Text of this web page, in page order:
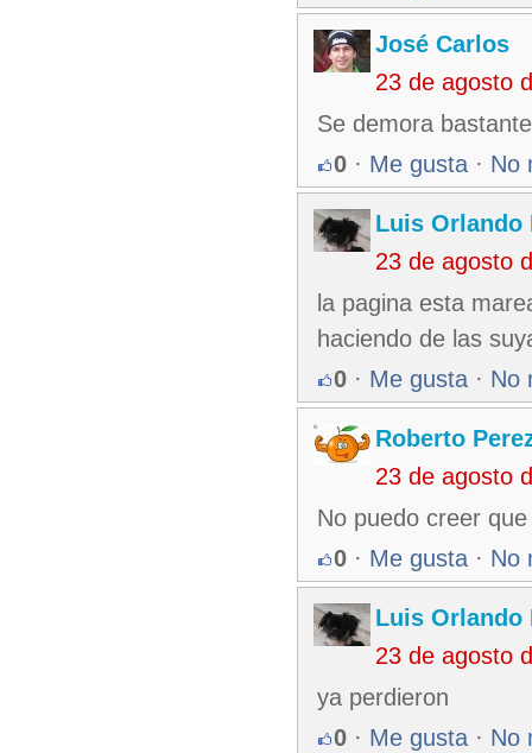
José Carlos
23 de agosto
Se demora
0 · Me gusta · No
Luis Orlando
23 de agosto
la pagina esta
haciendo de las
0 · Me gusta · No
Roberto
23 de agosto
No puedo creer
0 · Me gusta · No
Luis Orlando
23 de agosto
ya perdieron
0 · Me gusta · No